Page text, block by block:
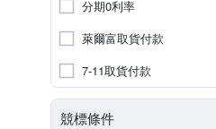
分期0利率
萊爾富取貨付款
7-11取貨付款
競標條件